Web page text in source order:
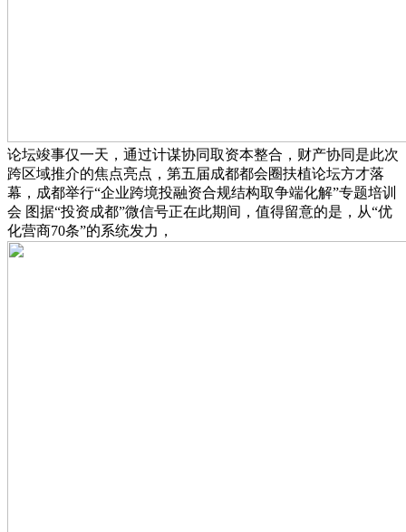
论坛竣事仅一天，通过计谋协同取资本整合，财产协同是此次
跨区域推介的焦点亮点，第五届成都都会圈扶植论坛方才落
幕，成都举行“企业跨境投融资合规结构取争端化解”专题培训
会 图据“投资成都”微信号正在此期间，值得留意的是，从“优
化营商70条”的系统发力，